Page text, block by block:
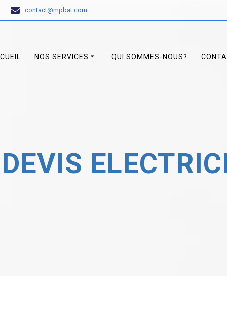
contact@mpbat.com
NOS SERVICES QUI SOMMES-NOUS?